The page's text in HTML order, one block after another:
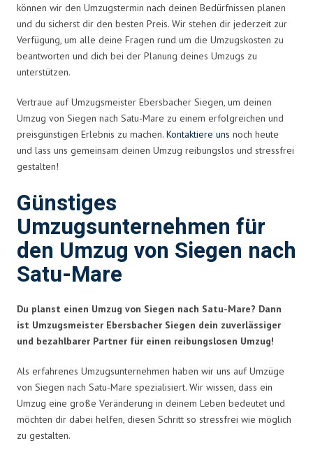
können wir den Umzugstermin nach deinen Bedürfnissen planen
und du sicherst dir den besten Preis. Wir stehen dir jederzeit zur
Verfügung, um alle deine Fragen rund um die Umzugskosten zu
beantworten und dich bei der Planung deines Umzugs zu
unterstützen.
Vertraue auf Umzugsmeister Ebersbacher Siegen, um deinen
Umzug von Siegen nach Satu-Mare zu einem erfolgreichen und
preisgünstigen Erlebnis zu machen. Kontaktiere uns noch heute
und lass uns gemeinsam deinen Umzug reibungslos und stressfrei
gestalten!
Günstiges
Umzugsunternehmen für
den Umzug von Siegen nach
Satu-Mare
Du planst einen Umzug von Siegen nach Satu-Mare? Dann
ist Umzugsmeister Ebersbacher Siegen dein zuverlässiger
und bezahlbarer Partner für einen reibungslosen Umzug!
Als erfahrenes Umzugsunternehmen haben wir uns auf Umzüge
von Siegen nach Satu-Mare spezialisiert. Wir wissen, dass ein
Umzug eine große Veränderung in deinem Leben bedeutet und
möchten dir dabei helfen, diesen Schritt so stressfrei wie möglich
zu gestalten.